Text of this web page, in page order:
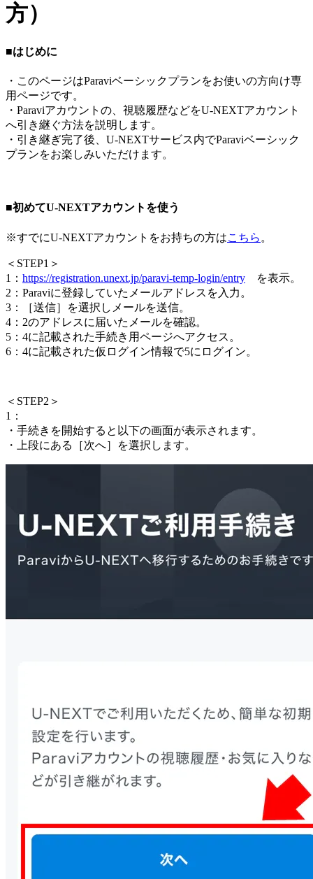
方）
■はじめに
・このページはParaviベーシックプランをお使いの方向け専
用ページです。
・Paraviアカウントの、視聴履歴などをU-NEXTアカウント
へ引き継ぐ方法を説明します。
・引き継ぎ完了後、U-NEXTサービス内でParaviベーシック
プランをお楽しみいただけます。
■初めてU-NEXTアカウントを使う
※すでにU-NEXTアカウントをお持ちの方はこちら 。
＜ STEP1 ＞
1： https://registration.unext.jp/paravi-temp-login/entry を表示。
2：Paraviに登録していたメールアドレスを入力。
3：［送信］を選択しメールを送信。
4：2のアドレスに届いたメールを確認。
5：4に記載された手続き用ページへアクセス。
6：4に記載された仮ログイン情報で5にログイン。
＜ STEP2 ＞
1：
・手続きを開始すると以下の画面が表示されます。
・上段にある［次へ］を選択します。